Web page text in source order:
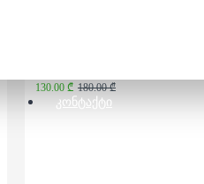
ᲙᲝᲜᲢᲐᲥᲢᲘ
130.00 ₾ 180.00 ₾